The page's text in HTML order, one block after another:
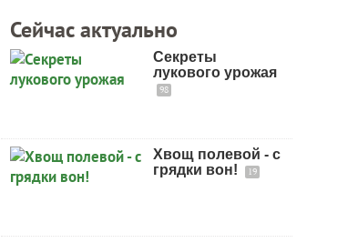
Сейчас актуально
Секреты
лукового урожая
98
Хвощ полевой - с
грядки вон!
19